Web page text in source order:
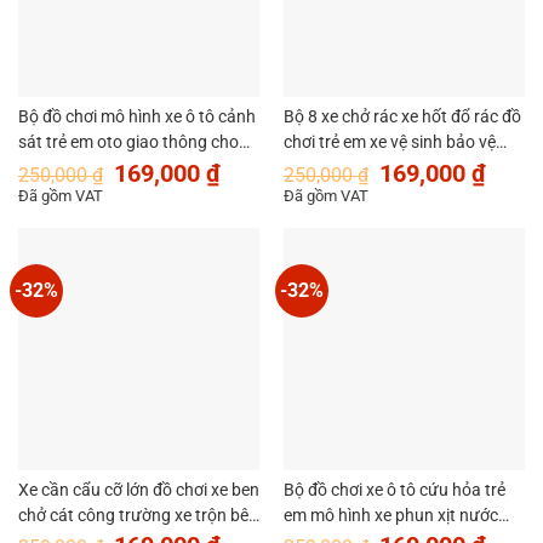
Bộ đồ chơi mô hình xe ô tô cảnh
sát trẻ em oto giao thông cho
bé MySun
250,000₫ Giá
gốc
169,000 ₫Giá
hiện
Đã gồm VAT
Bộ 8 xe chở rác xe hốt đổ rác đồ
chơi trẻ em xe vệ sinh bảo vệ
môi trường cho bé MySun
250,000₫ Giá
gốc
169,000 ₫Giá
hiện
Đã gồm VAT
-32%
Xe cần cẩu cỡ lớn đồ chơi xe ben
chở cát công trường xe trộn bê
-32%
Bộ đồ chơi xe ô tô cứu hỏa trẻ
em mô hình xe phun xịt nước